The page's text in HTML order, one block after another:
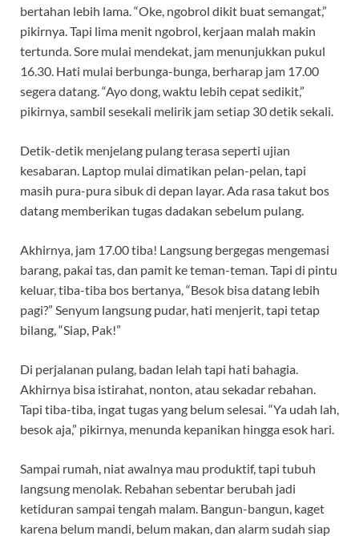
bertahan lebih lama. “Oke, ngobrol dikit buat semangat,”
pikirnya. Tapi lima menit ngobrol, kerjaan malah makin
tertunda. Sore mulai mendekat, jam menunjukkan pukul
16.30. Hati mulai berbunga-bunga, berharap jam 17.00
segera datang. “Ayo dong, waktu lebih cepat sedikit,”
pikirnya, sambil sesekali melirik jam setiap 30 detik sekali.
Detik-detik menjelang pulang terasa seperti ujian
kesabaran. Laptop mulai dimatikan pelan-pelan, tapi
masih pura-pura sibuk di depan layar. Ada rasa takut bos
datang memberikan tugas dadakan sebelum pulang.
Akhirnya, jam 17.00 tiba! Langsung bergegas mengemasi
barang, pakai tas, dan pamit ke teman-teman. Tapi di pintu
keluar, tiba-tiba bos bertanya, “Besok bisa datang lebih
pagi?” Senyum langsung pudar, hati menjerit, tapi tetap
bilang, “Siap, Pak!”
Di perjalanan pulang, badan lelah tapi hati bahagia.
Akhirnya bisa istirahat, nonton, atau sekadar rebahan.
Tapi tiba-tiba, ingat tugas yang belum selesai. “Ya udah lah,
besok aja,” pikirnya, menunda kepanikan hingga esok hari.
Sampai rumah, niat awalnya mau produktif, tapi tubuh
langsung menolak. Rebahan sebentar berubah jadi
ketiduran sampai tengah malam. Bangun-bangun, kaget
karena belum mandi, belum makan, dan alarm sudah siap